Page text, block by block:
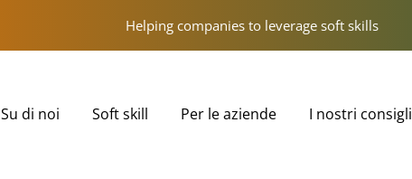
Helping companies to leverage soft skills
Su di noi Soft skill Per le aziende I nostri consigli